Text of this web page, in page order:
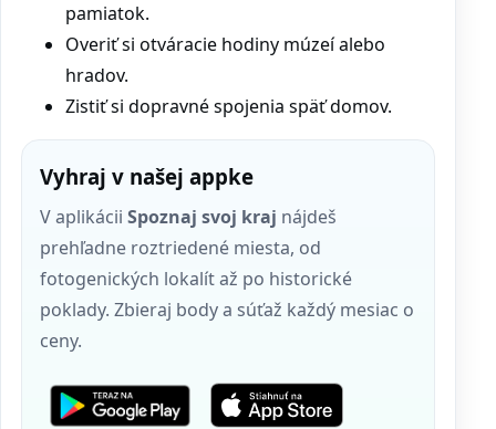
pamiatok.
Overiť si otváracie hodiny múzeí alebo
hradov.
Zistiť si dopravné spojenia späť domov.
Vyhraj v našej appke
V aplikácii Spoznaj svoj kraj nájdeš
prehľadne roztriedené miesta, od
fotogenických lokalít až po historické
poklady. Zbieraj body a súťaž každý mesiac o
ceny.